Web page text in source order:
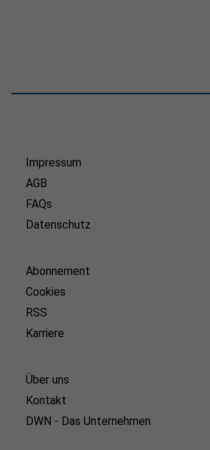
Impressum
AGB
FAQs
Datenschutz
Abonnement
Cookies
RSS
Karriere
Über uns
Kontakt
DWN - Das Unternehmen